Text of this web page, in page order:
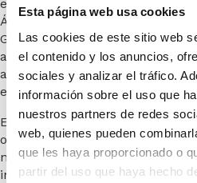
Esta página web usa cookies
Las cookies de este sitio web
el contenido y los anuncios,
sociales y analizar el tráfico.
información sobre el uso que
nuestros partners de redes
web, quienes pueden
que les haya proporcionado o
partir del uso que haya hecho
espacios informativos y
Ángela Pérez Pérez,
Genética, fundadora de Health
al Emprendimiento 2022.
a los asistentes a vivir una
exóticos.
En la programación para los
organizadas dos expediciones a
niebla”, el próximo 14 de julio
invitado especial y el 1 de